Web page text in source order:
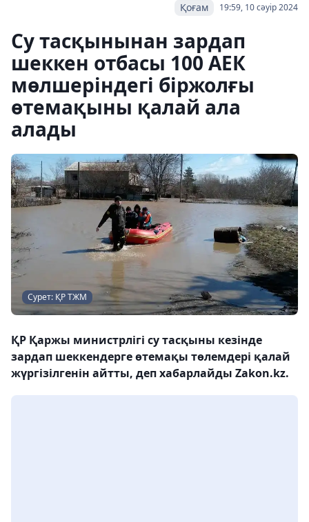
19:59, 10 сәуір 2024
Қоғам
Су тасқынынан зардап
шеккен отбасы 100 АЕК
мөлшеріндегі біржолғы
өтемақыны қалай ала
алады
Сурет: ҚР ТЖМ
ҚР Қаржы министрлігі су тасқыны кезінде
зардап шеккендерге өтемақы төлемдері қалай
жүргізілгенін айтты, деп хабарлайды Zakon.kz.